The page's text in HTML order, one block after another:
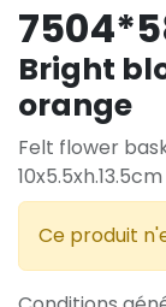
Bright
orange
Felt flower
10x5.5xh.13.5cm
Ce produit